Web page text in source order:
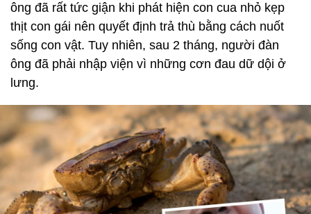
ông đã rất tức giận khi phát hiện con cua nhỏ kẹp
thịt con gái nên quyết định trả thù bằng cách nuốt
sống con vật. Tuy nhiên, sau 2 tháng, người đàn
ông đã phải nhập viện vì những cơn đau dữ dội ở
lưng.